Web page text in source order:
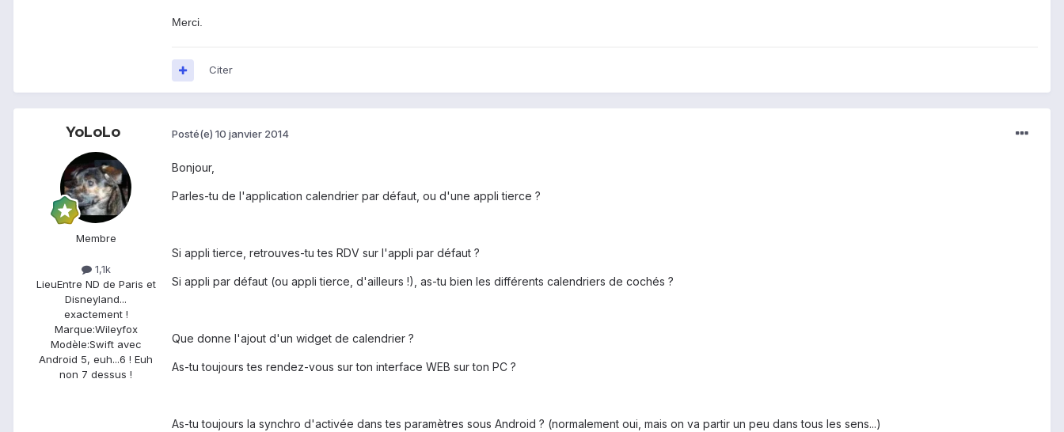
Merci.
Citer
YoLoLo
Membre
1,1k
LieuEntre ND de Paris et
Disneyland...
exactement !
Marque:Wileyfox
Modèle:Swift avec
Android 5, euh...6 ! Euh
non 7 dessus !
Posté(e) 10 janvier 2014
Bonjour,
Parles-tu de l'application calendrier par défaut, ou d'une appli tierce ?
Si appli tierce, retrouves-tu tes RDV sur l'appli par défaut ?
Si appli par défaut (ou appli tierce, d'ailleurs !), as-tu bien les différents calendriers de cochés ?
Que donne l'ajout d'un widget de calendrier ?
As-tu toujours tes rendez-vous sur ton interface WEB sur ton PC ?
As-tu toujours la synchro d'activée dans tes paramètres sous Android ? (normalement oui, mais on va partir un peu dans tous les sens...)